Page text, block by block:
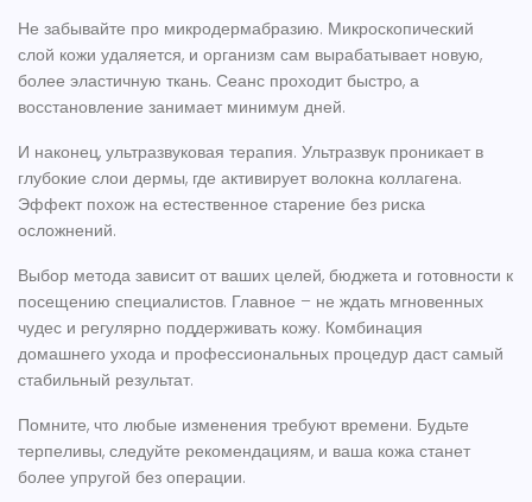
Не забывайте про микродермабразию. Микроскопический
слой кожи удаляется, и организм сам вырабатывает новую,
более эластичную ткань. Сеанс проходит быстро, а
восстановление занимает минимум дней.
И наконец, ультразвуковая терапия. Ультразвук проникает в
глубокие слои дермы, где активирует волокна коллагена.
Эффект похож на естественное старение без риска
осложнений.
Выбор метода зависит от ваших целей, бюджета и готовности к
посещению специалистов. Главное – не ждать мгновенных
чудес и регулярно поддерживать кожу. Комбинация
домашнего ухода и профессиональных процедур даст самый
стабильный результат.
Помните, что любые изменения требуют времени. Будьте
терпеливы, следуйте рекомендациям, и ваша кожа станет
более упругой без операции.